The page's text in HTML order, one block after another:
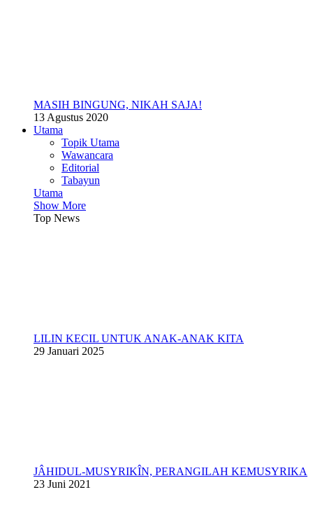
MASIH BINGUNG, NIKAH SAJA!
13 Agustus 2020
Utama
Topik Utama
Wawancara
Editorial
Tabayun
Utama
Show More
Top News
LILIN KECIL UNTUK ANAK-ANAK KITA
29 Januari 2025
JÂHIDUL-MUSYRIKÎN, PERANGILAH KEMUSYRIKA
23 Juni 2021